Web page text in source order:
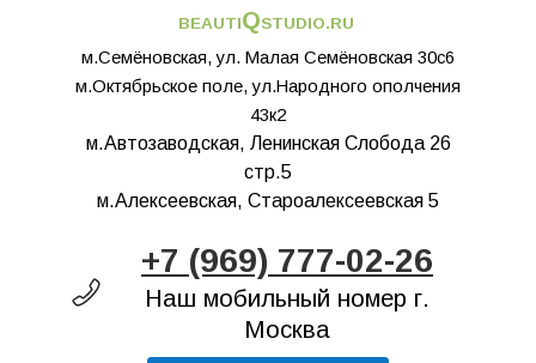
BEAUTIQSTUDIO.RU
м.Семёновская, ул. Малая Семёновская 30с6
м.Октябрьское поле, ул.Народного ополчения
43к2
м.Автозаводская, Ленинская Слобода 26
стр.5
м.Алексеевская, Староалексеевская 5
+7 (969) 777-02-26
Наш мобильный номер г.
Москва